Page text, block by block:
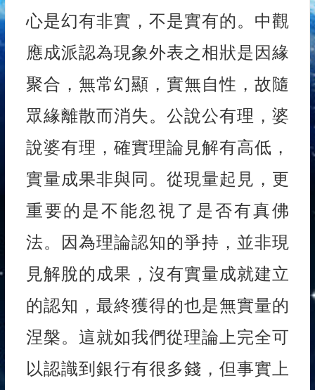
心是幻有非實，不是實有的。中觀
應成派認為現象外表之相狀是因緣
聚合，無常幻顯，實無自性，故隨
眾緣離散而消失。公說公有理，婆
說婆有理，確實理論見解有高低，
實量成果非與同。從現量起見，更
重要的是不能忽視了是否有真佛
法。因為理論認知的爭持，並非現
見解脫的成果，沒有實量成就建立
的認知，最終獲得的也是無實量的
涅槃。這就如我們從理論上完全可
以認識到銀行有很多錢，但事實上